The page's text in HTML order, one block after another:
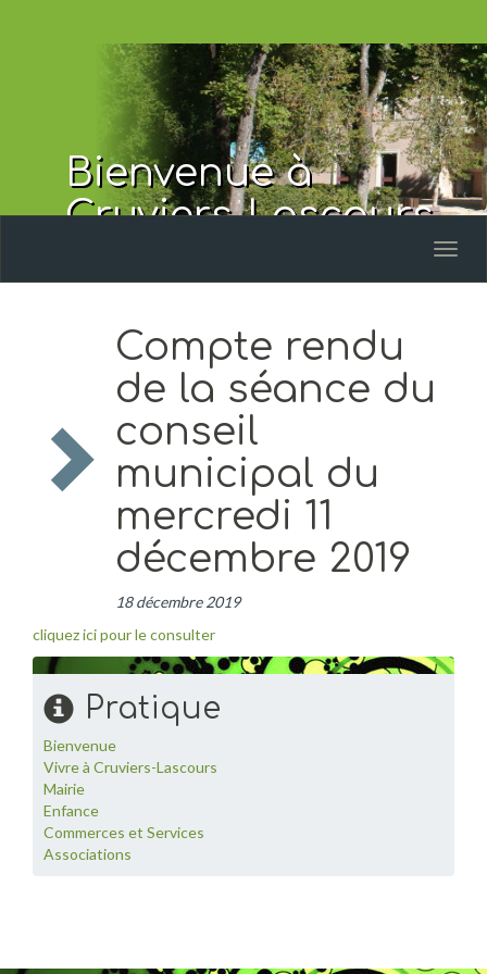
Bienvenue à
Cruviers-Lascours
Compte rendu
de la séance du
conseil
municipal du
mercredi 11
décembre 2019
18 décembre 2019
cliquez ici pour le consulter
Pratique
Bienvenue
Vivre à Cruviers-Lascours
Mairie
Enfance
Commerces et Services
Associations